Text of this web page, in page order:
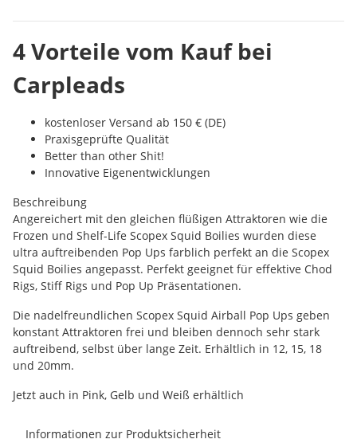
4 Vorteile vom Kauf bei
Carpleads
kostenloser Versand ab 150 € (DE)
Praxisgeprüfte Qualität
Better than other Shit!
Innovative Eigenentwicklungen
Beschreibung
Angereichert mit den gleichen flüßigen Attraktoren wie die
Frozen und Shelf-Life Scopex Squid Boilies wurden diese
ultra auftreibenden Pop Ups farblich perfekt an die Scopex
Squid Boilies angepasst. Perfekt geeignet für effektive Chod
Rigs, Stiff Rigs und Pop Up Präsentationen.
Die nadelfreundlichen Scopex Squid Airball Pop Ups geben
konstant Attraktoren frei und bleiben dennoch sehr stark
auftreibend, selbst über lange Zeit. Erhältlich in 12, 15, 18
und 20mm.
Jetzt auch in Pink, Gelb und Weiß erhältlich
Informationen zur Produktsicherheit